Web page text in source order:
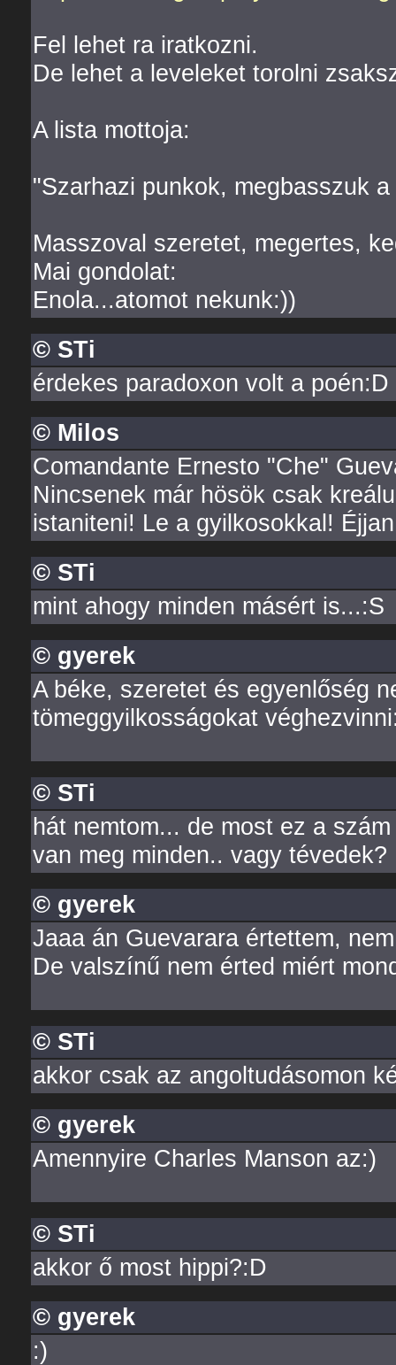
Fel lehet ra iratkozni.
De lehet a leveleket torolni
A lista mottoja:
"Szarhazi punkok, megbasszuk
Masszoval szeretet, megertes,
Mai gondolat:
Enola...atomot nekunk:))
© STi
érdekes paradoxon volt a poén:D
© Milos
Comandante Ernesto "Che"
Nincsenek már hösök csak
istaniteni! Le a gyilkosokkal!
© STi
mint ahogy minden másért is...:S
© gyerek
A béke, szeretet és egyenlőség
tömeggyilkosságokat
© STi
hát nemtom... de most ez a
van meg minden.. vagy tévedek?
© gyerek
Jaaa án Guevarara értettem,
De valszínű nem érted miért
© STi
akkor csak az angoltudásomon
© gyerek
Amennyire Charles Manson az:)
© STi
akkor ő most hippi?:D
© gyerek
:)